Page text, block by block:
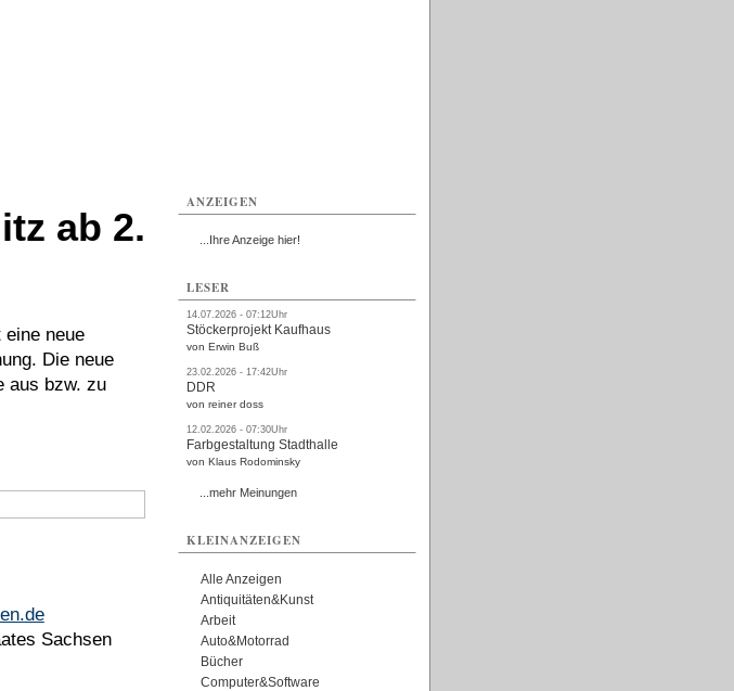
ab 2.
neue
Die neue
aus bzw. zu
Sachsen
ANZEIGEN
...Ihre Anzeige hier!
LESER
14.07.2026 - 07:12Uhr
Stöckerprojekt Kaufhaus
von Erwin Buß
23.02.2026 - 17:42Uhr
DDR
von reiner doss
12.02.2026 - 07:30Uhr
Farbgestaltung Stadthalle
von Klaus Rodominsky
...mehr Meinungen
KLEINANZEIGEN
Alle Anzeigen
Antiquitäten&Kunst
Arbeit
Auto&Motorrad
Bücher
Computer&Software